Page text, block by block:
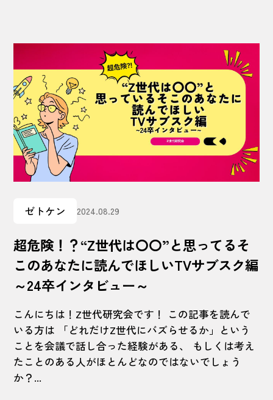
ゼトケン 2024.08.29
超危険！？“Z世代は〇〇”と思ってるそ
このあなたに読んでほしいTVサブスク編
～24卒インタビュー～
こんにちは！Z世代研究会です！ この記事を読んで
いる方は 「どれだけZ世代にバズらせるか」という
ことを会議で話し合った経験がある、 もしくは考え
たことのある人がほとんどなのではないでしょう
か？...